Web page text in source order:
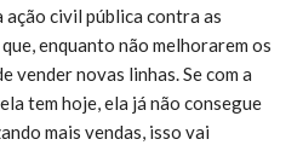
ação civil pública contra as
enquanto não melhorarem os
vender novas linhas. Se com a
tem hoje, ela já não consegue
mais vendas, isso vai